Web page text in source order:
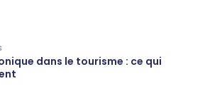
dans le tourisme : ce qui